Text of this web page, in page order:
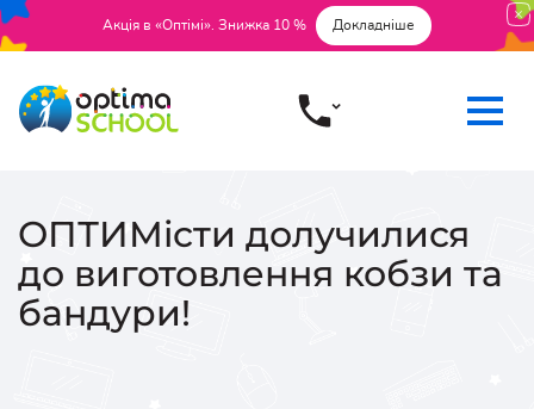
Акція в «Оптімі». Знижка 10 % Докладніше
ОПТИМісти долучилися
до виготовлення кобзи та
бандури!